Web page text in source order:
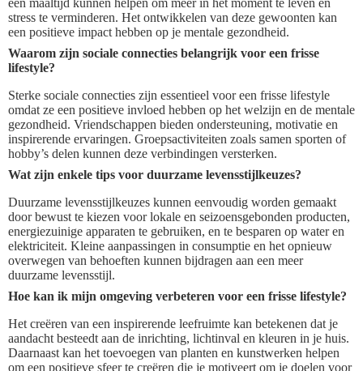
een maaltijd kunnen helpen om meer in het moment te leven en
stress te verminderen. Het ontwikkelen van deze gewoonten kan
een positieve impact hebben op je mentale gezondheid.
Waarom zijn sociale connecties belangrijk voor een frisse
lifestyle?
Sterke sociale connecties zijn essentieel voor een frisse lifestyle
omdat ze een positieve invloed hebben op het welzijn en de mentale
gezondheid. Vriendschappen bieden ondersteuning, motivatie en
inspirerende ervaringen. Groepsactiviteiten zoals samen sporten of
hobby’s delen kunnen deze verbindingen versterken.
Wat zijn enkele tips voor duurzame levensstijlkeuzes?
Duurzame levensstijlkeuzes kunnen eenvoudig worden gemaakt
door bewust te kiezen voor lokale en seizoensgebonden producten,
energiezuinige apparaten te gebruiken, en te besparen op water en
elektriciteit. Kleine aanpassingen in consumptie en het opnieuw
overwegen van behoeften kunnen bijdragen aan een meer
duurzame levensstijl.
Hoe kan ik mijn omgeving verbeteren voor een frisse lifestyle?
Het creëren van een inspirerende leefruimte kan betekenen dat je
aandacht besteedt aan de inrichting, lichtinval en kleuren in je huis.
Daarnaast kan het toevoegen van planten en kunstwerken helpen
om een positieve sfeer te creëren die je motiveert om je doelen voor